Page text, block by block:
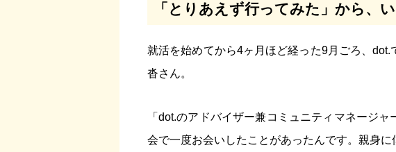
「とりあえず行ってみた」から、
就活を始めてから4ヶ月ほど経った9月ごろ、
沓さん。
「dot.のアドバイザー兼コミュニティマネージ
会で一度お会いしたことがあったんです。親身